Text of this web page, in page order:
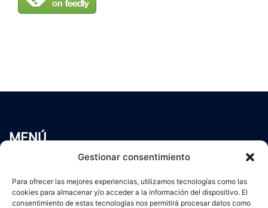
Gestionar consentimiento
Para ofrecer las mejores experiencias, utilizamos tecnologías como las
cookies para almacenar y/o acceder a la información del dispositivo. El
consentimiento de estas tecnologías nos permitirá procesar datos como
MENÚ
Servicios
Blog